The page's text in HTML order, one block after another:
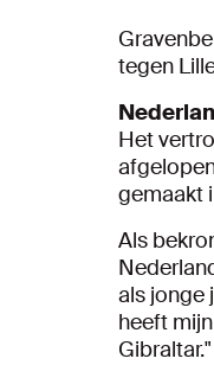
tegen
Het
gemaakt
Als
als jonge
heeft
Gibraltar."